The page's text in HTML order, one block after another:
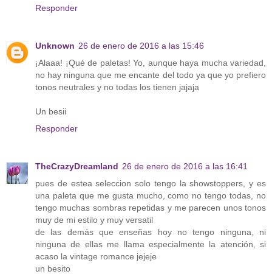
Responder
Unknown 26 de enero de 2016 a las 15:46
¡Alaaa! ¡Qué de paletas! Yo, aunque haya mucha variedad,
no hay ninguna que me encante del todo ya que yo prefiero
tonos neutrales y no todas los tienen jajaja
Un besii
Responder
TheCrazyDreamland 26 de enero de 2016 a las 16:41
pues de estea seleccion solo tengo la showstoppers, y es
una paleta que me gusta mucho, como no tengo todas, no
tengo muchas sombras repetidas y me parecen unos tonos
muy de mi estilo y muy versatil
de las demás que enseñas hoy no tengo ninguna, ni
ninguna de ellas me llama especialmente la atención, si
acaso la vintage romance jejeje
un besito